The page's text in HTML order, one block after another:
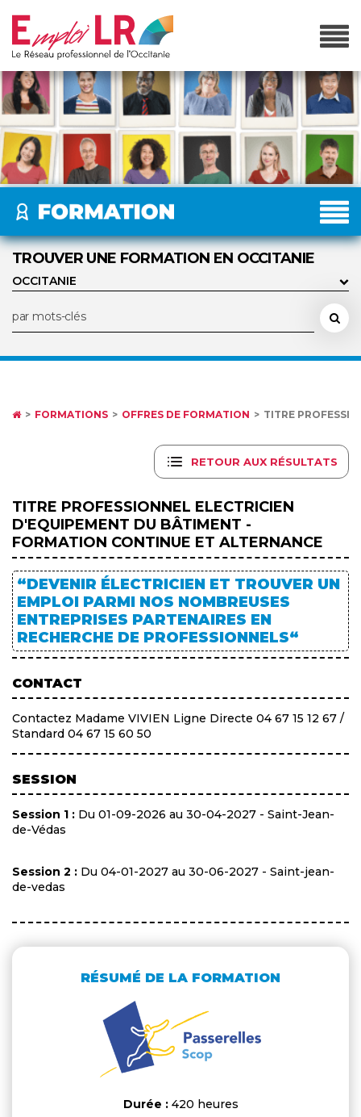
TROUVER UNE FORMATION EN OCCITANIE
FORMATIONS OFFRES DE FORMATION TITRE
RETOUR AUX RÉSULTATS
TITRE PROFESSIONNEL ELECTRICIEN
D'EQUIPEMENT DU BÂTIMENT -
FORMATION CONTINUE ET ALTERNANCE
“DEVENIR ÉLECTRICIEN ET TROUVER UN
EMPLOI PARMI NOS NOMBREUSES
ENTREPRISES PARTENAIRES EN
RECHERCHE DE PROFESSIONNELS“
CONTACT
Contactez Madame VIVIEN Ligne Directe 04 67 15 12 67 /
Standard 04 67 15 60 50
SESSION
Session 1 : Du 01-09-2026 au 30-04-2027 - Saint-Jean-
de-Védas
Session 2 : Du 04-01-2027 au 30-06-2027 - Saint-jean-
de-vedas
RÉSUMÉ DE LA FORMATION
Durée :420 heures